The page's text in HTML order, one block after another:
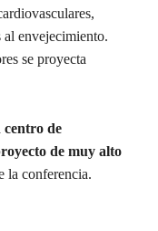
al envejecimiento.
se proyecta
centro de
de muy alto
la conferencia.